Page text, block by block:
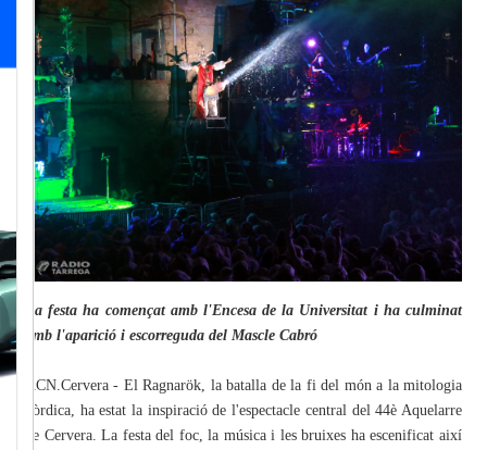
La festa ha començat amb l'Encesa de la Universitat i ha culminat
amb l'aparició i escorreguda del Mascle Cabró
ACN.Cervera - El Ragnarök, la batalla de la fi del món a la mitologia
nòrdica, ha estat la inspiració de l'espectacle central del 44è Aquelarre
de Cervera. La festa del foc, la música i les bruixes ha escenificat així